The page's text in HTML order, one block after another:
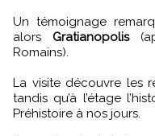
Un témoignage
alors Gratianopolis
Romains).
La visite découvre les
tandis qu’à l’étage
Préhistoire à nos jours.